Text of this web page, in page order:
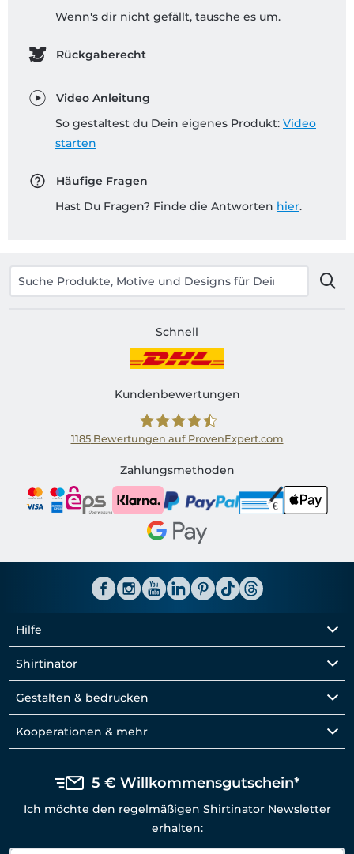
Wenn's dir nicht gefällt, tausche es um.
Rückgaberecht
Video Anleitung
So gestaltest du Dein eigenes Produkt: Video
starten
Häufige Fragen
Hast Du Fragen? Finde die Antworten hier.
Schnell
Kundenbewertungen
Shirtinator AT
1185Bewertungen auf ProvenExpert.com
Zahlungsmethoden
Hilfe
Shirtinator
Gestalten & bedrucken
Kooperationen & mehr
5 € Willkommensgutschein*
Ich möchte den regelmäßigen Shirtinator Newsletter
erhalten: